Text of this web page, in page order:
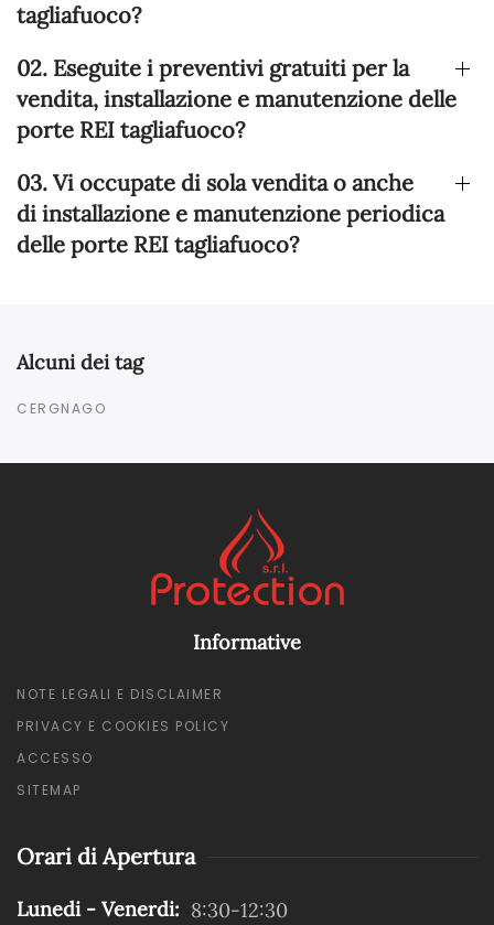
tagliafuoco?
02. Eseguite i preventivi gratuiti per la
vendita, installazione e manutenzione delle
porte REI tagliafuoco?
03. Vi occupate di sola vendita o anche
di installazione e manutenzione periodica
delle porte REI tagliafuoco?
Alcuni dei tag
CERGNAGO
Informative
NOTE LEGALI E DISCLAIMER
PRIVACY E COOKIES POLICY
ACCESSO
SITEMAP
Orari di Apertura
Lunedi - Venerdi: 8:30-12:30